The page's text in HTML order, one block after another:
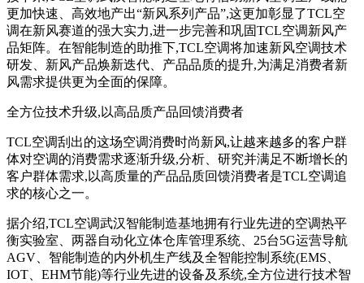
更加快速、高效地产出“新风系列产品”,这更加彰显了TCL空
调在新风赛道的强大实力,进一步完善和巩固TCL空调新风产
品矩阵。在智能制造的助推下,TCL空调将加速新风空调技术
研发、新风产品焕新迭代、产品品质的提升,为满足消费者新
风需求提供更为全面的保障。
全方位技术升级,以高品质产品回馈消费者
TCL空调刮出的这场空调消费时尚新风,让越来越多的客户群
体对空调的消费需求逐渐升级,分析、研究并满足不断增长的
客户群体需求,以高质量的产品品质回馈消费者是TCL空调追
求的核心之一。
据介绍,TCL空调武汉智能制造基地拥有行业先进的空调热平
衡实验室、两器自动化立体仓库管理系统、25台5G运营导航
AGV、智能制造的内外机生产线及全智能控制系统(EMS、
IOT、EHM节能)等行业先进的设备及系统,全方位进行技术智